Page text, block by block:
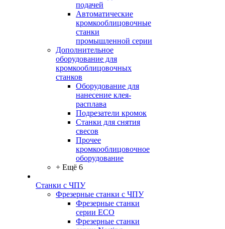
подачей
Автоматические
кромкооблицовочные
станки
промышленной серии
Дополнительное
оборудование для
кромкооблицовочных
станков
Оборудование для
нанесение клея-
расплава
Подрезатели кромок
Станки для снятия
свесов
Прочее
кромкооблицовочное
оборудование
+ Ещё 6
Станки с ЧПУ
Фрезерные станки с ЧПУ
Фрезерные станки
серии ECO
Фрезерные станки